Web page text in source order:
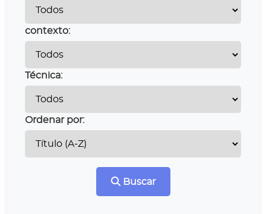
contexto:
Técnica:
Ordenar por:
Buscar